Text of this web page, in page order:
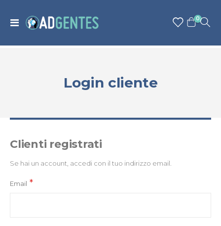
Toggle
Nav
Cart
0articolo
Login cliente
Clienti registrati
Se hai un account, accedi con il tuo indirizzo email.
Email